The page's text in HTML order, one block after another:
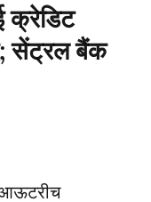
क्रेडिट
सेंट्रल बैंक
आऊटरीच